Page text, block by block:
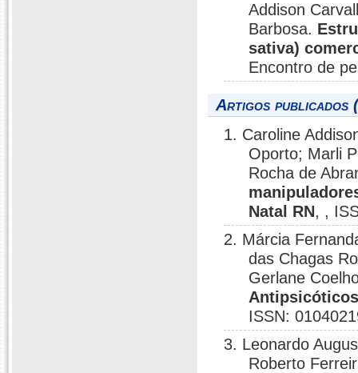
Addison
Barbosa.
sativa)
Encontro de
Artigos publicados
1. Caroline
Oporto; Marli
Rocha de
Natal RN, ,
2. Márcia
das Chagas
Gerlane
ISSN:
3. Leonardo
Roberto